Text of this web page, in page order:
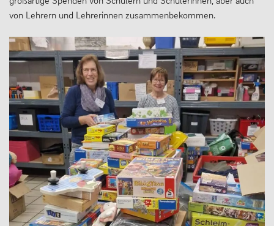
von Lehrern und Lehrerinnen zusammenbekommen.